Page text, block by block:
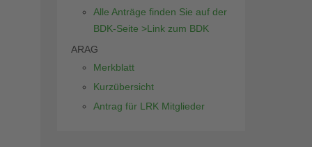
Alle Anträge finden Sie auf der
BDK-Seite >Link zum BDK
ARAG
Merkblatt
Kurzübersicht
Antrag für LRK Mitglieder